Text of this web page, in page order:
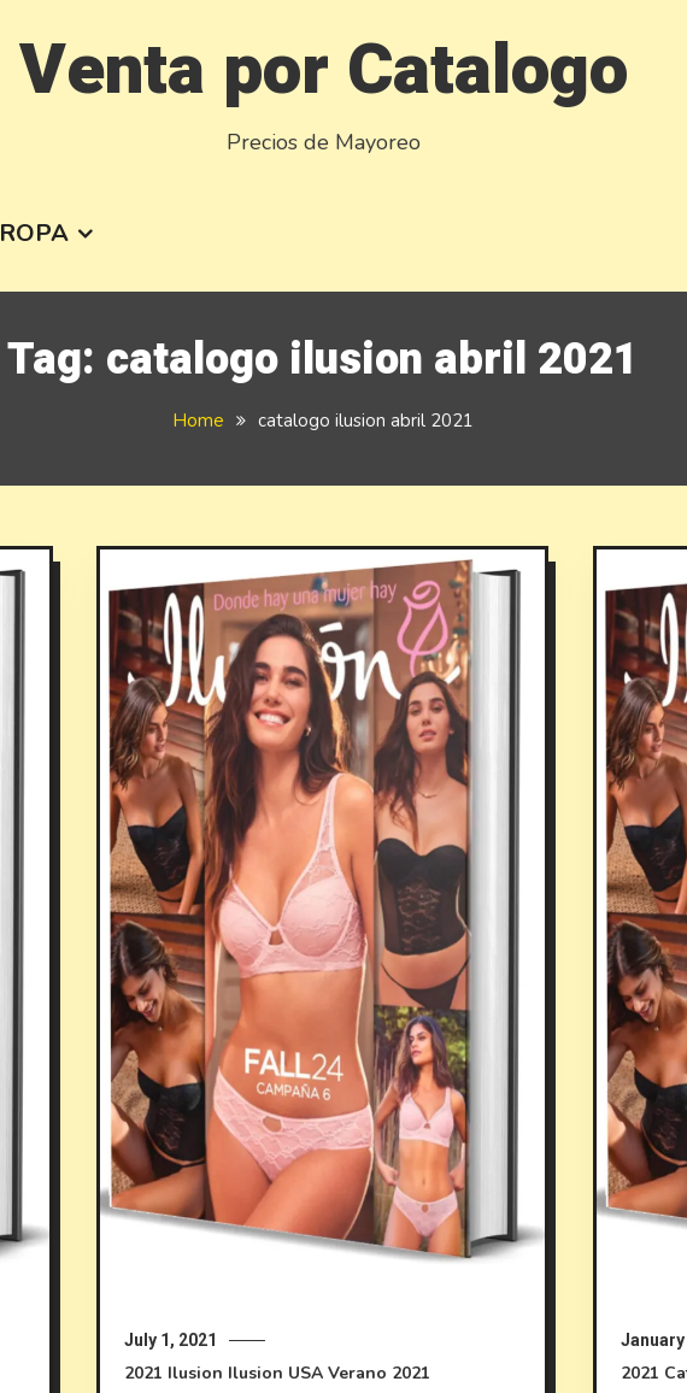
Venta por Catalogo
Precios de Mayoreo
ROPA
Tag: catalogo ilusion abril 2021
Home catalogo ilusion abril 2021
July 1, 2021
2021 Ilusion Ilusion USA Verano 2021
January
2021